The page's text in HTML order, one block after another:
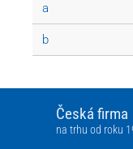
a
b
Česká firma
na trhu od roku